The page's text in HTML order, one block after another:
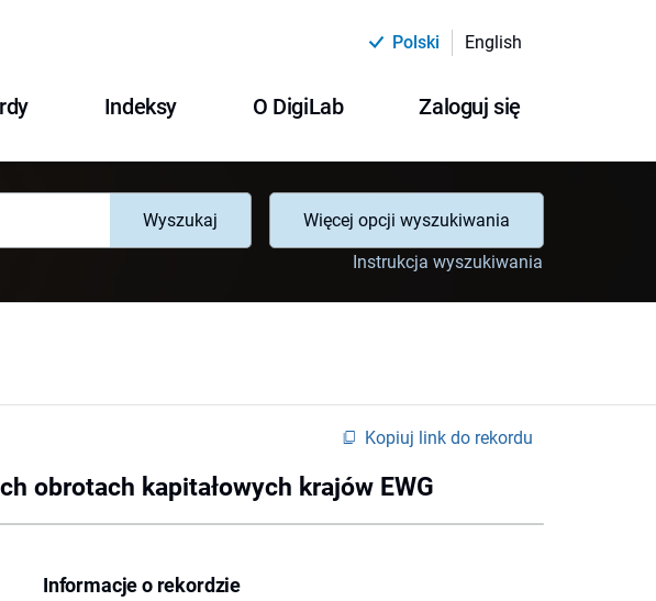
Polski English
Indeksy O DigiLab Zaloguj się
Wyszukaj
Więcej opcji wyszukiwania
Instrukcja wyszukiwania
Kopiuj link do rekordu
obrotach kapitałowych krajów EWG
Informacje o rekordzie